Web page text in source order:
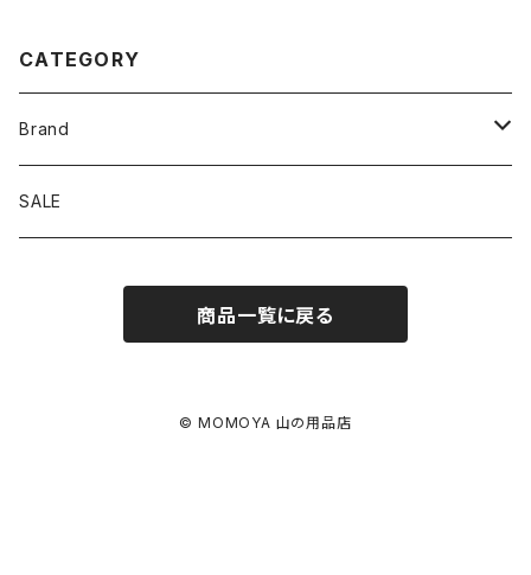
CATEGORY
Brand
アソビビト
SALE
商品一覧に戻る
© MOMOYA 山の用品店